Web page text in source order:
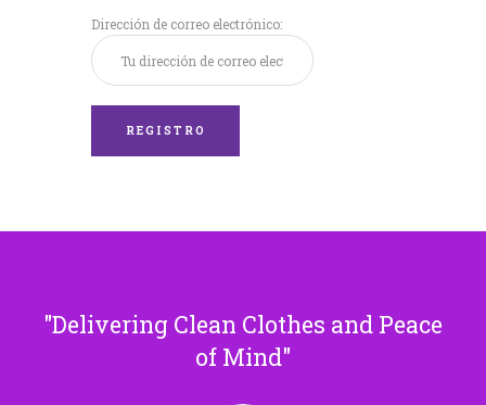
Dirección de correo electrónico:
Delivering Clean Clothes and Peace
of Mind